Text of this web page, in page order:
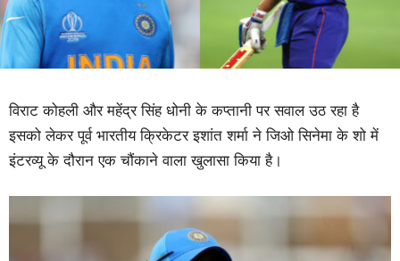
विराट कोहली और महेंद्र सिंह धोनी के कप्तानी पर सवाल उठ रहा है
इसको लेकर पूर्व भारतीय क्रिकेटर इशांत शर्मा ने जिओ सिनेमा के शो में
इंटरव्यू के दौरान एक चौंकाने वाला खुलासा किया है।